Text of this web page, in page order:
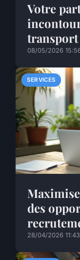
Votre
08/05/2026
SERVICES
des
28/04/2026 11:43